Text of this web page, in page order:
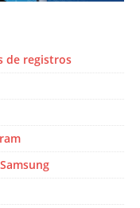
de registros